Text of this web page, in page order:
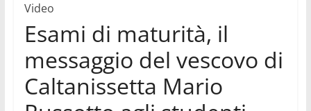
Video
Esami di maturità, il
messaggio del vescovo di
Caltanissetta Mario